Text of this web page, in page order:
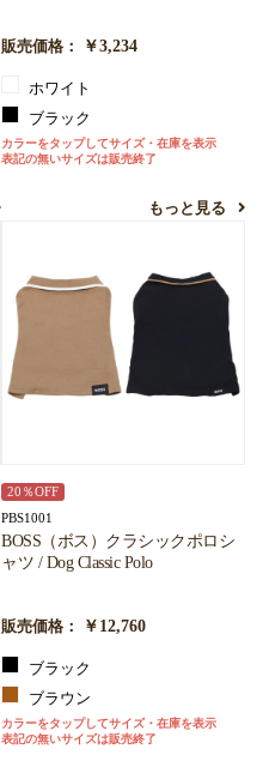
販売価格： ￥3,234
ホワイト
ブラック
カラーをタップしてサイズ・在庫を表示
表記の無いサイズは販売終了
もっと見る
20％OFF
PBS1001
BOSS（ボス）クラシックポロシ
ャツ / Dog Classic Polo
販売価格： ￥12,760
ブラック
ブラウン
カラーをタップしてサイズ・在庫を表示
表記の無いサイズは販売終了